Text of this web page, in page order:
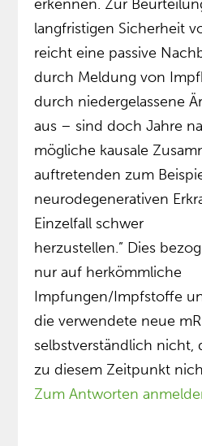
erkennen. Zur
langfristigen Sicherheit
reicht eine passive
durch Meldung von
durch niedergelassene
aus – sind doch Jahre
mögliche kausale
auftretenden zum
neurodegenerativen
Einzelfall schwer
herzustellen.” Dies
nur auf herkömmliche
Impfungen/Impfstoffe
die verwendete neue
selbstverständlich nicht,
zu diesem Zeitpunkt
Zum Antworten